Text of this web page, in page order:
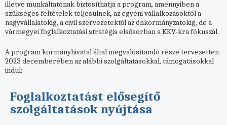
illetve munkáltatónak biztosíthatja a program, amennyiben a
szükséges feltételek teljesülnek, az egyéni vállalkozásoktól a
nagyvállalatokig, a civil szervezetektől az önkormányzatokig, de a
vármegyei foglalkoztatási stratégia elsősorban a KKV-kra fókuszál.
A program kormányhivatal által megvalósítandó része tervezetten
2023 decemberében az alábbi szolgáltatásokkal, támogatásokkal
indul:
Foglalkoztatást elősegítő
szolgáltatások nyújtása